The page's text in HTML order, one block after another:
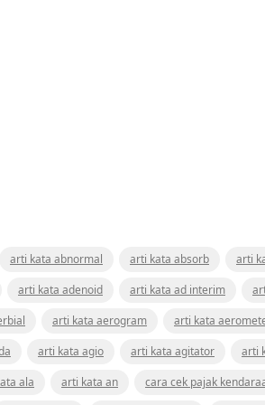
arti kata abnormal arti kata absorb
arti
arti kata adenoid arti kata ad interim
arti kata aerogram
arti kata
arti kata agio arti kata agitator
arti
ala arti kata an
cara cek pajak